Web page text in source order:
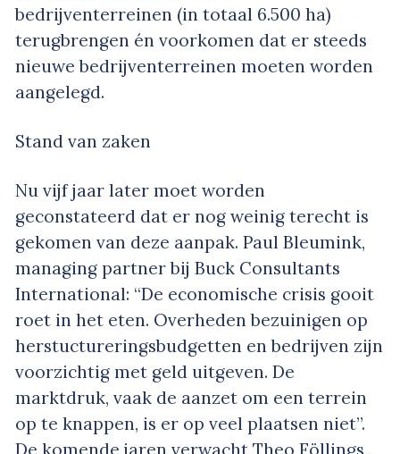
bedrijventerreinen (in totaal 6.500 ha)
terugbrengen én voorkomen dat er steeds
nieuwe bedrijventerreinen moeten worden
aangelegd.
Stand van zaken
Nu vijf jaar later moet worden
geconstateerd dat er nog weinig terecht is
gekomen van deze aanpak. Paul Bleumink,
managing partner bij Buck Consultants
International: “De economische crisis gooit
roet in het eten. Overheden bezuinigen op
herstuctureringsbudgetten en bedrijven zijn
voorzichtig met geld uitgeven. De
marktdruk, vaak de aanzet om een terrein
op te knappen, is er op veel plaatsen niet”.
De komende jaren verwacht Theo Föllings,